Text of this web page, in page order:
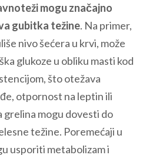
mogu značajno
gubitka težine. Na primer,
nivo šećera u krvi, može
glukoze u obliku masti kod
što otežava
otpornost na leptin ili
mogu dovesti do
težine. Poremećaji u
usporiti metabolizam i